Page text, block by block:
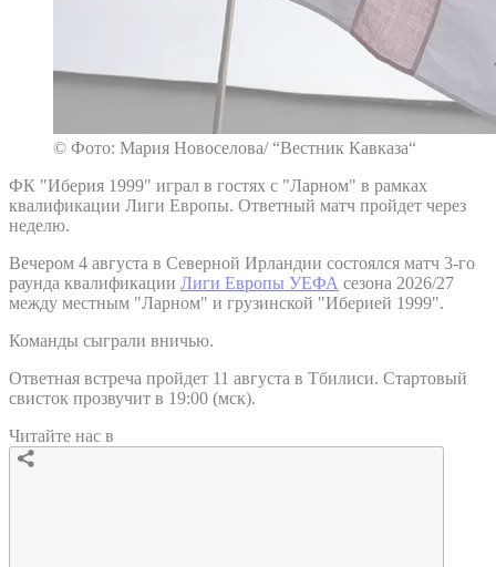
© Фото: Мария Новоселова/ “Вестник Кавказа“
ФК "Иберия 1999" играл в гостях с "Ларном" в рамках
квалификации Лиги Европы. Ответный матч пройдет через
неделю.
Вечером 4 августа в Северной Ирландии состоялся матч 3-го
раунда квалификации Лиги Европы УЕФА сезона 2026/27
между местным "Ларном" и грузинской "Иберией 1999".
Команды сыграли вничью.
Ответная встреча пройдет 11 августа в Тбилиси. Стартовый
свисток прозвучит в 19:00 (мск).
Читайте нас в